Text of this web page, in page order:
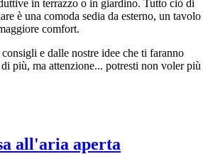
in terrazzo o in giardino. Tutto ciò di
è una comoda sedia da esterno, un tavolo
comfort.
e dalle nostre idee che ti faranno
più, ma attenzione... potresti non voler più
all'aria aperta